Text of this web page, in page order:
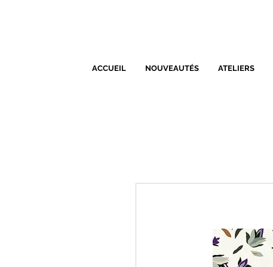
ACCUEIL NOUVEAUTÉS ATELIERS